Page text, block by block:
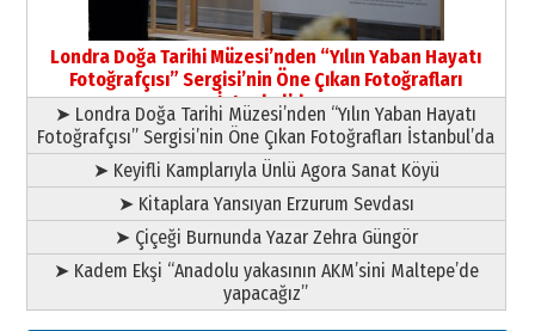
Yusuf POLAT
Şampiyonluk Sebahattin Şirin’e
yazar
11 Mayıs 2026 Pazartesi
Londra Doğa Tarihi Müzesi’nden “Yılın Yaban Hayatı
Fotoğrafçısı” Sergisi’nin Öne Çıkan Fotoğrafları
İstanbul’da
➤ Londra Doğa Tarihi Müzesi’nden “Yılın Yaban Hayatı
Fotoğrafçısı” Sergisi’nin Öne Çıkan Fotoğrafları İstanbul’da
➤ Keyifli Kamplarıyla Ünlü Agora Sanat Köyü
➤ Kitaplara Yansıyan Erzurum Sevdası
➤ Çiçeği Burnunda Yazar Zehra Güngör
➤ Kadem Ekşi “Anadolu yakasının AKM’sini Maltepe’de
yapacağız”